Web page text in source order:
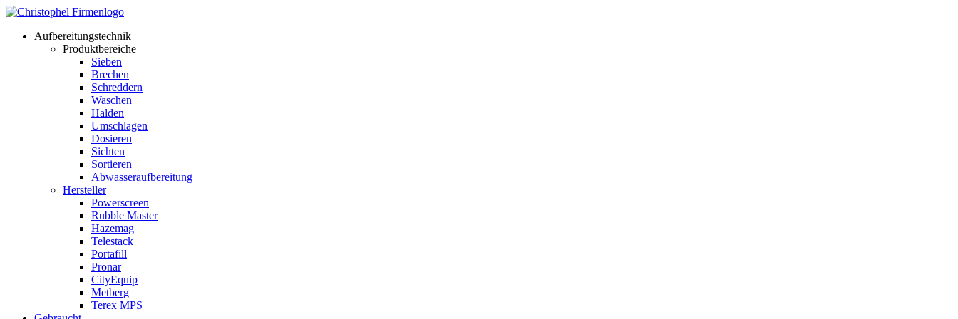
Aufbereitungstechnik
Produktbereiche
Sieben
Brechen
Schreddern
Waschen
Halden
Umschlagen
Dosieren
Sichten
Sortieren
Abwasseraufbereitung
Hersteller
Powerscreen
Rubble Master
Hazemag
Telestack
Portafill
Pronar
CityEquip
Metberg
Terex MPS